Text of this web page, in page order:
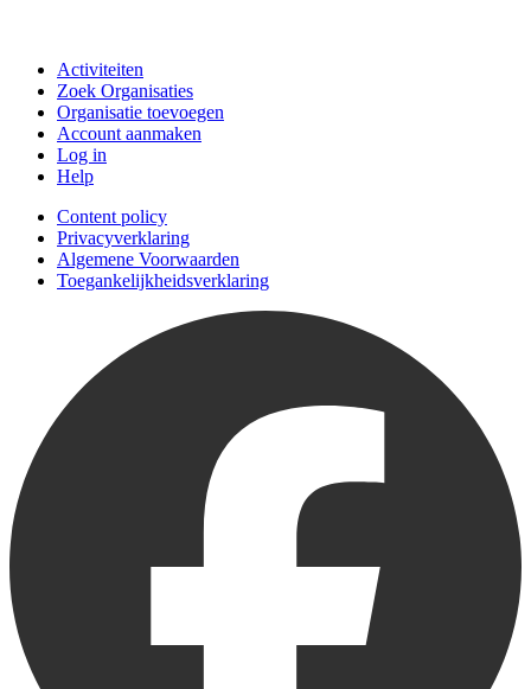
Activiteiten
Zoek Organisaties
Organisatie toevoegen
Account aanmaken
Log in
Help
Content policy
Privacyverklaring
Algemene Voorwaarden
Toegankelijkheidsverklaring